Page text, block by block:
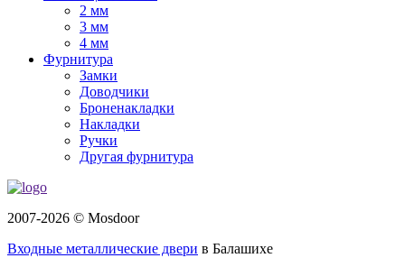
2 мм
3 мм
4 мм
Фурнитура
Замки
Доводчики
Броненакладки
Накладки
Ручки
Другая фурнитура
2007-2026 © Mosdoor
Входные металлические двери в Балашихе